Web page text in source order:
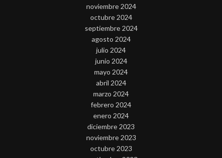
noviembre 2024
octubre 2024
septiembre 2024
agosto 2024
julio 2024
junio 2024
mayo 2024
abril 2024
marzo 2024
febrero 2024
enero 2024
diciembre 2023
noviembre 2023
octubre 2023